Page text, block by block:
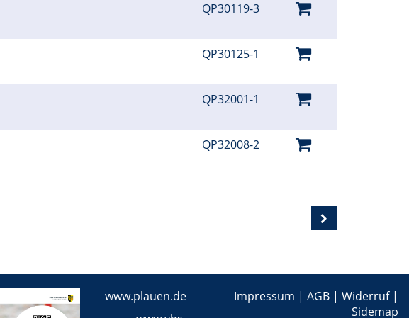
QP30119-3
QP30125-1
QP32001-1
QP32008-2
www.plauen.de
Impressum | AGB| Widerruf|
Sidemap